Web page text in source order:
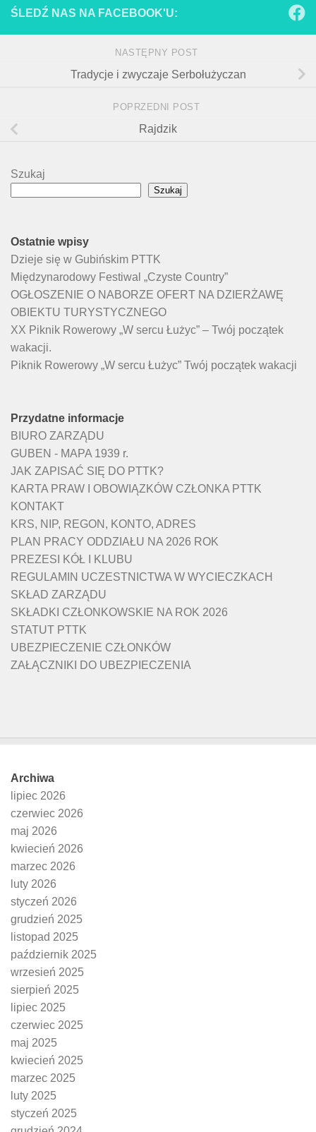
ŚLEDŹ NAS NA FACEBOOK'U:
NASTĘPNY POST
Tradycje i zwyczaje Serbołużyczan
POPRZEDNI POST
Rajdzik
Szukaj
Szukaj
Ostatnie wpisy
Dzieje się w Gubińskim PTTK
Międzynarodowy Festiwal „Czyste Country”
OGŁOSZENIE O NABORZE OFERT NA DZIERŻAWĘ
OBIEKTU TURYSTYCZNEGO
XX Piknik Rowerowy „W sercu Łużyc” – Twój początek
wakacji.
Piknik Rowerowy „W sercu Łużyc” Twój początek wakacji
Przydatne informacje
BIURO ZARZĄDU
GUBEN - MAPA 1939 r.
JAK ZAPISAĆ SIĘ DO PTTK?
KARTA PRAW I OBOWIĄZKÓW CZŁONKA PTTK
KONTAKT
KRS, NIP, REGON, KONTO, ADRES
PLAN PRACY ODDZIAŁU NA 2026 ROK
PREZESI KÓŁ I KLUBU
REGULAMIN UCZESTNICTWA W WYCIECZKACH
SKŁAD ZARZĄDU
SKŁADKI CZŁONKOWSKIE NA ROK 2026
STATUT PTTK
UBEZPIECZENIE CZŁONKÓW
ZAŁĄCZNIKI DO UBEZPIECZENIA
Archiwa
lipiec 2026
czerwiec 2026
maj 2026
kwiecień 2026
marzec 2026
luty 2026
styczeń 2026
grudzień 2025
listopad 2025
październik 2025
wrzesień 2025
sierpień 2025
lipiec 2025
czerwiec 2025
maj 2025
kwiecień 2025
marzec 2025
luty 2025
styczeń 2025